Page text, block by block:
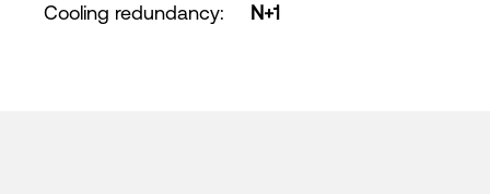
Cooling redundancy: N+1